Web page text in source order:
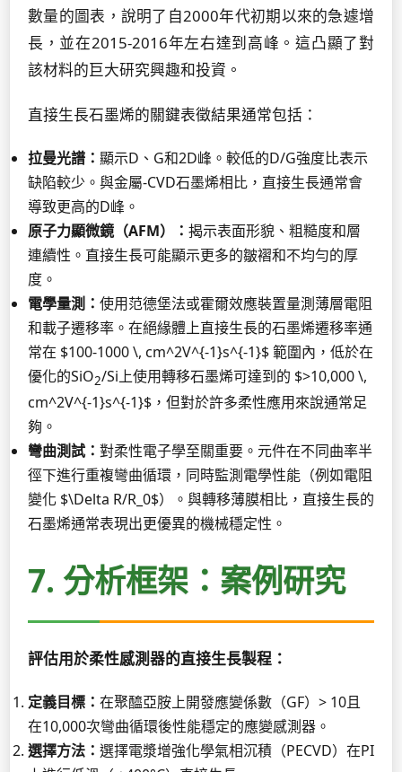
數量的圖表，說明了自2000年代初期以來的急遽增
長，並在2015-2016年左右達到高峰。這凸顯了對
該材料的巨大研究興趣和投資。
直接生長石墨烯的關鍵表徵結果通常包括：
拉曼光譜： 顯示D、G和2D峰。較低的D/G強度比表示
缺陷較少。與金屬-CVD石墨烯相比，直接生長通常會
導致更高的D峰。
原子力顯微鏡（AFM）： 揭示表面形貌、粗糙度和層
連續性。直接生長可能顯示更多的皺褶和不均勻的厚
度。
電學量測： 使用范德堡法或霍爾效應裝置量測薄層電阻
和載子遷移率。在絕緣體上直接生長的石墨烯遷移率通
常在 $100-1000 \, cm^2V^{-1}s^{-1}$ 範圍內，低於在
優化的SiO2/Si上使用轉移石墨烯可達到的 $>10,000 \,
cm^2V^{-1}s^{-1}$，但對於許多柔性應用來說通常足
夠。
彎曲測試： 對柔性電子學至關重要。元件在不同曲率半
徑下進行重複彎曲循環，同時監測電學性能（例如電阻
變化 $\Delta R/R_0$）。與轉移薄膜相比，直接生長的
石墨烯通常表現出更優異的機械穩定性。
7. 分析框架：案例研究
評估用於柔性感測器的直接生長製程：
定義目標： 在聚醯亞胺上開發應變係數（GF）> 10且
在10,000次彎曲循環後性能穩定的應變感測器。
選擇方法： 選擇電漿增強化學氣相沉積（PECVD）在PI